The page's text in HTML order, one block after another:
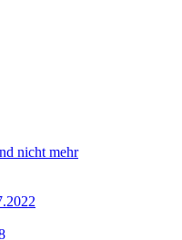
nicht mehr